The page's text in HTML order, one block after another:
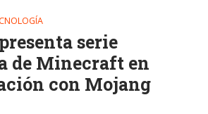
serie
de Minecraft en
con Mojang